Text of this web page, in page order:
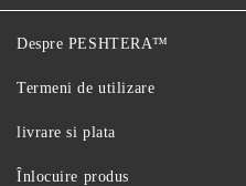
Despre PESHTERA™
Termeni de utilizare
livrare si plata
Înlocuire produs